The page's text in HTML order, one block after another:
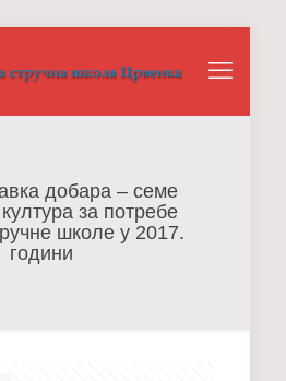
добара – семе
за потребе
школе у 2017.
години